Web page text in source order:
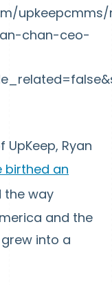
chan-ceo-
Ryan
birthed an
the way
and the
into a